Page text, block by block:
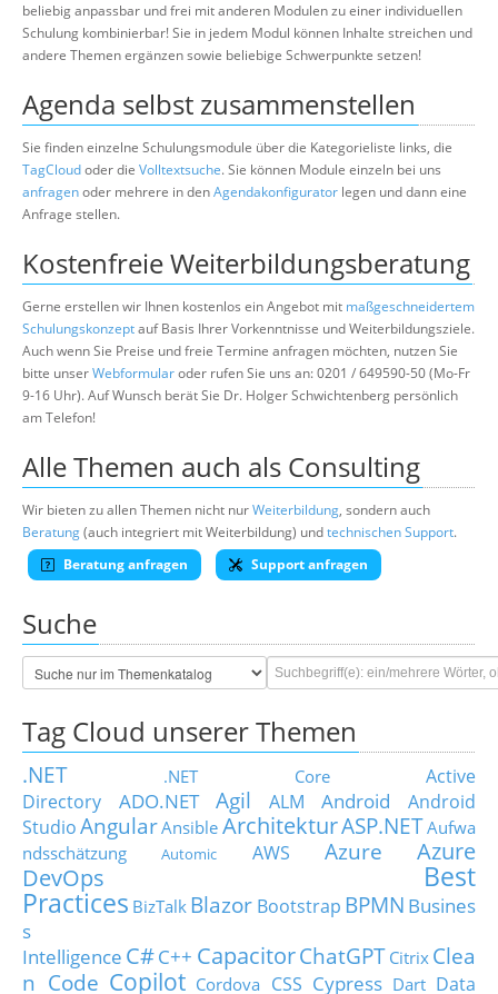
beliebig anpassbar und frei mit anderen Modulen zu einer individuellen
Schulung kombinierbar! Sie in jedem Modul können Inhalte streichen und
andere Themen ergänzen sowie beliebige Schwerpunkte setzen!
Agenda selbst zusammenstellen
Sie finden einzelne Schulungsmodule über die Kategorieliste links, die
TagCloudoder die Volltextsuche. Sie können Module einzeln bei uns
anfragenoder mehrere in denAgendakonfigurator legen und dann eine
Anfrage stellen.
Kostenfreie Weiterbildungsberatung
Gerne erstellen wir Ihnen kostenlos ein Angebot mit maßgeschneidertem
Schulungskonzeptauf Basis Ihrer Vorkenntnisse und Weiterbildungsziele.
Auch wenn Sie Preise und freie Termine anfragen möchten, nutzen Sie
bitte unserWebformularoder rufen Sie uns an: 0201 / 649590-50 (Mo-Fr
9-16 Uhr). Auf Wunsch berät Sie Dr. Holger Schwichtenberg persönlich
am Telefon!
Alle Themen auch als Consulting
Wir bieten zu allen Themen nicht nurWeiterbildung, sondern auch
Beratung(auch integriert mit Weiterbildung) undtechnischen Support.
Beratung anfragen
Support anfragen
Suche
Tag Cloud unserer Themen
.NET .NET Core
Active
Directory
ADO.NET Agil ALM Android
Android
StudioAngularAnsible ArchitekturASP.NETAufwa
ndsschätzung
Automic AWS Azure
Azure
DevOps
Best
Practices BizTalk Blazor Bootstrap BPMN Busines
s
Intelligence C#C++ CapacitorChatGPT Citrix Clea
n Code Copilot Cordova CSS Cypress Dart Data